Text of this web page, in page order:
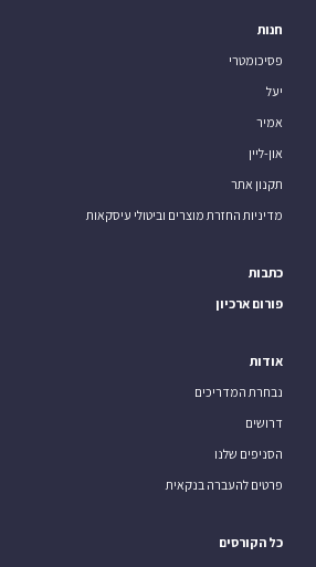
חנות
פסיכומטרי
יעל
אמיר
און-ליין
תקנון אתר
מדיניות החזרת מוצרים וביטולי עיסקאות
כתבות
פורום ארכיון
אודות
נבחרת המדריכים
דרושים
הסניפים שלנו
פרטים להעברה בנקאית
כל הקורסים